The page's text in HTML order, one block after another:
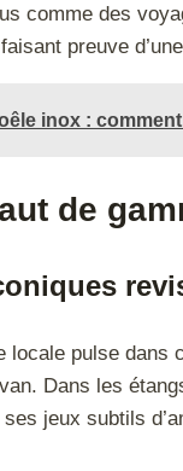
comme des
preuve
inox :
de
locale pulse
Dans les
jeux subtils